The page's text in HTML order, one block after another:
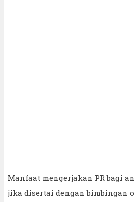
Manfaat mengerjakan PR bagi
jika disertai dengan bimbingan